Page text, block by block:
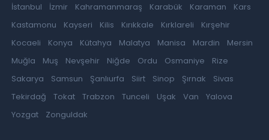
İstanbul
İzmir Kahramanmaraş Karabük Karaman
Kars
Kastamonu
Kayseri Kilis Kırıkkale Kırklareli
Kırşehir
Kocaeli
Konya Kütahya Malatya Manisa Mardin
Mersin
Muğla
Muş Nevşehir Niğde Ordu Osmaniye
Rize
Sakarya
Samsun Şanlıurfa Siirt Sinop Şırnak
Sivas
Tekirdağ
Tokat Trabzon Tunceli Uşak Van
Yalova
Yozgat
Zonguldak